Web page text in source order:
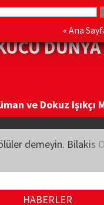
« Ana
ve Dokuz
demeyin. Bilakis
HABERLER